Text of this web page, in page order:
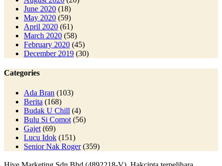
June 2020 (18)
May 2020 (59)
April 2020 (61)
March 2020 (58)
February 2020 (45)
December 2019 (30)
Categories
Ada Bran (103)
Berita (168)
Budak U Chill (4)
Bulu Si Comot (56)
Gajet (69)
Lucu Idok (151)
Senior Nak Roger(359)